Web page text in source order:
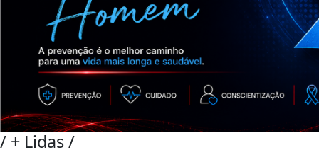
/ + Lidas/